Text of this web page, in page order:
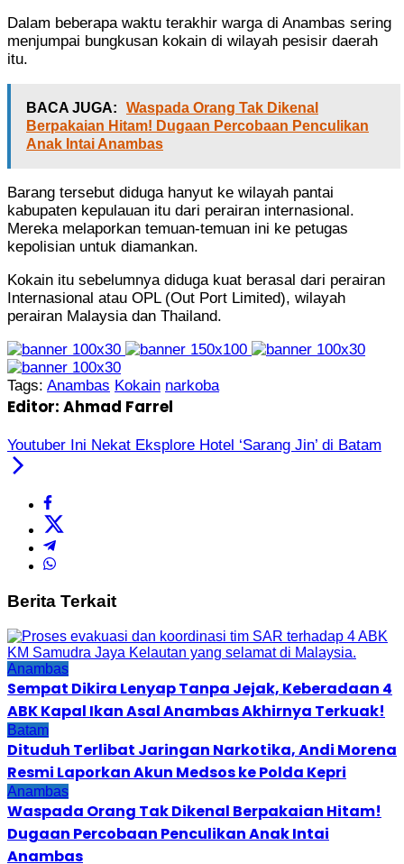
Dalam beberapa waktu terakhir warga di Anambas sering
menjumpai bungkusan kokain di wilayah pesisir daerah
itu.
BACA JUGA:
Waspada Orang Tak Dikenal
Berpakaian Hitam! Dugaan Percobaan Penculikan
Anak Intai Anambas
Barang tersebut diduga hanyut ke wilayah pantai
kabupaten kepulauan itu dari perairan internasional.
Mereka melaporkan temuan-temuan ini ke petugas
kepolisian untuk diamankan.
Kokain itu sebelumnya diduga kuat berasal dari perairan
Internasional atau OPL (Out Port Limited), wilayah
perairan Malaysia dan Thailand.
Tags: Anambas Kokain narkoba
Editor: Ahmad Farrel
Youtuber Ini Nekat Eksplore Hotel ‘Sarang Jin’ di Batam
Berita Terkait
Anambas
Sempat Dikira Lenyap Tanpa Jejak, Keberadaan 4
ABK Kapal Ikan Asal Anambas Akhirnya Terkuak!
Batam
Dituduh Terlibat Jaringan Narkotika, Andi Morena
Resmi Laporkan Akun Medsos ke Polda Kepri
Anambas
Waspada Orang Tak Dikenal Berpakaian Hitam!
Dugaan Percobaan Penculikan Anak Intai
Anambas